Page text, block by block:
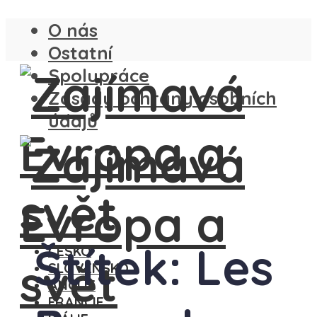
O nás
Ostatní
Spolupráce
Zásady ochrany osobních
údajů
ČESKO
SLOVENSKO
ANGLIE
FRANCIE
Štítek: Les